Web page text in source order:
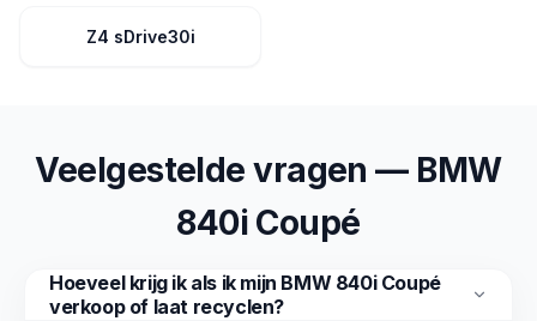
Z4 sDrive30i
Veelgestelde vragen — BMW
840i Coupé
Hoeveel krijg ik als ik mijn BMW 840i Coupé
verkoop of laat recyclen?